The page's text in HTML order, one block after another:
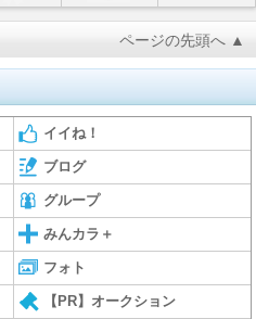
ページの先頭へ ▲
イイね！
ブログ
グループ
みんカラ＋
フォト
【PR】オークション